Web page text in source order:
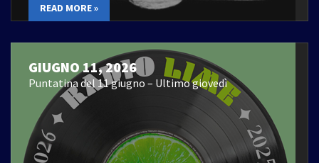
READ MORE »
GIUGNO 11, 2026
Puntatina del 11 giugno – Ultimo giovedì